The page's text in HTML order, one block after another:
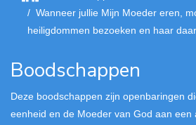
Wanneer jullie Mijn Moeder eren,
heiligdommen bezoeken en haar
Boodschappen
Deze boodschappen zijn openbaringen
eenheid en de Moeder van God aan